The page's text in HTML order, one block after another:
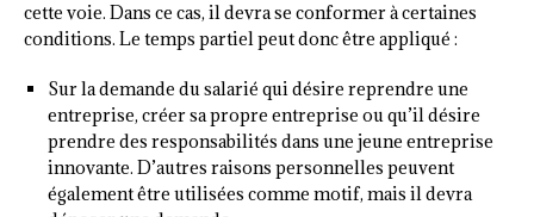
cette voie. Dans ce cas, il devra se conformer à certaines
conditions. Le temps partiel peut donc être appliqué :
Sur la demande du salarié qui désire reprendre une
entreprise, créer sa propre entreprise ou qu’il désire
prendre des responsabilités dans une jeune entreprise
innovante. D’autres raisons personnelles peuvent
également être utilisées comme motif, mais il devra